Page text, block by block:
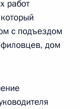
работ
с подъездом
дом